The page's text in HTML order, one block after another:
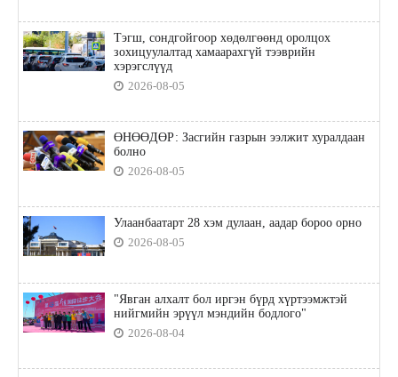
Тэгш, сондгойгоор хөдөлгөөнд оролцох
зохицуулалтад хамаарахгүй тээврийн
хэрэгслүүд
2026-08-05
ӨНӨӨДӨР: Засгийн газрын ээлжит хуралдаан
болно
2026-08-05
Улаанбаатарт 28 хэм дулаан, аадар бороо орно
2026-08-05
"Явган алхалт бол иргэн бүрд хүртээмжтэй
нийгмийн эрүүл мэндийн бодлого"
2026-08-04